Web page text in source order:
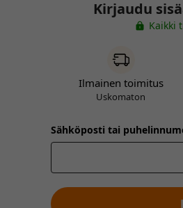
Kirjaudu
Kaikki
Ilmainen toimitus
Uskomaton
Sähköposti tai